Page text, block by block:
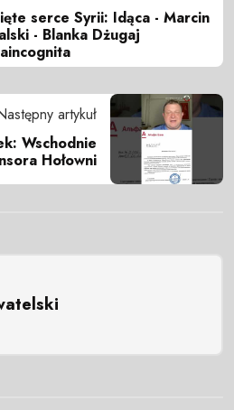
serce Syrii: Idąca - Marcin
- Blanka Dżugaj
artykuł
Wschodnie
Hołowni